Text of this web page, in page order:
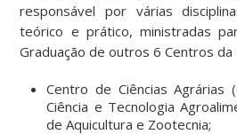
responsável por várias
teórico e prático, ministradas
Graduação de outros 6 Centros da
Centro de Ciências Agrárias
Ciência e Tecnologia
de Aquicultura e Zootecnia;